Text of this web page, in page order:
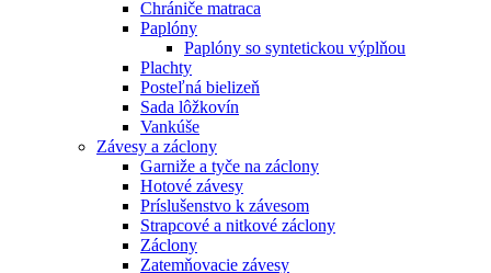
Chrániče matraca
Paplóny
Paplóny so syntetickou výplňou
Plachty
Posteľná bielizeň
Sada lôžkovín
Vankúše
Závesy a záclony
Garniže a tyče na záclony
Hotové závesy
Príslušenstvo k závesom
Strapcové a nitkové záclony
Záclony
Zatemňovacie závesy